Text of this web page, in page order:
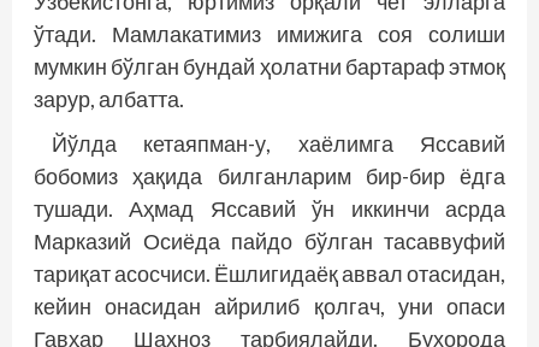
ўтади. Мамлакатимиз имижига соя солиши
мумкин бўлган бундай ҳолатни бартараф этмоқ
зарур, албатта.
Йўлда кетаяпман-у, хаёлимга Яссавий
бобомиз ҳақида билганларим бир-бир ёдга
тушади. Аҳмад Яссавий ўн иккинчи асрда
Марказий Осиёда пайдо бўлган тасаввуфий
тариқат асосчиси. Ёшлигидаёқ аввал отасидан,
кейин онасидан айрилиб қолгач, уни опаси
Гавҳар Шаҳноз тарбиялайди. Бухорода